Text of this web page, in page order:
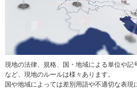
現地の法律、規格、国・地域による単位や記
など、現地のルールは様々あります。
国や地域によっては差別用語や不適切な表現